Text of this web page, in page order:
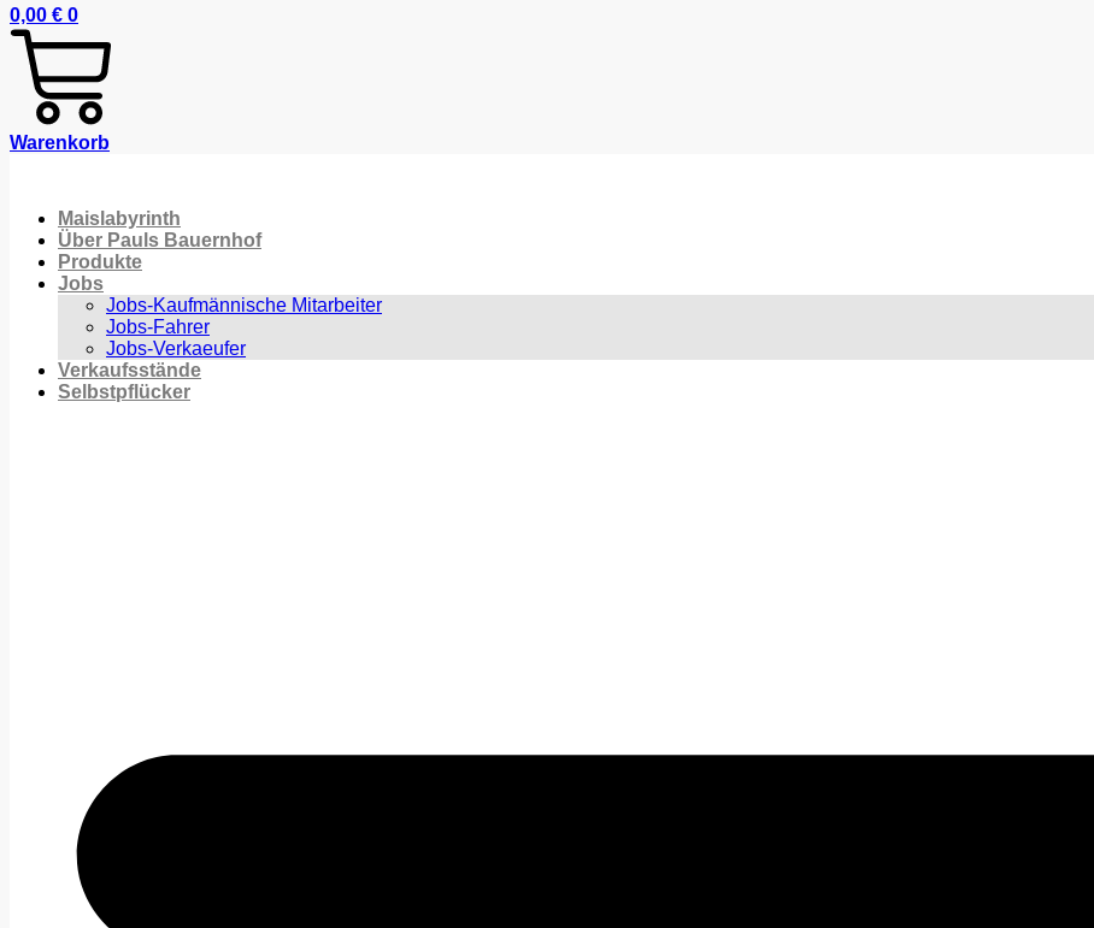
0,00 € 0
Warenkorb
Maislabyrinth
Über Pauls Bauernhof
Produkte
Jobs
Jobs-Kaufmännische Mitarbeiter
Jobs-Fahrer
Jobs-Verkaeufer
Verkaufsstände
Selbstpflücker